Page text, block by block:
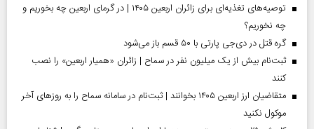
توصیه‌های تغذیه‌ای برای زائران اربعین ۱۴۰۵ | در گرمای اربعین چه بخوریم و
چه نخوریم؟
گره قتل در دی‌جی پارتی با ۵۰ قسم باز می‌شود
ثبت‌نام بیش از یک میلیون نفر در سماح | زائران «همیار اربعین» را نصب
کنند
متقاضیان ارز اربعین ۱۴۰۵ بخوانند | ثبت‌نام در سامانه سماح را به روز‌های آخر
موکول نکنید